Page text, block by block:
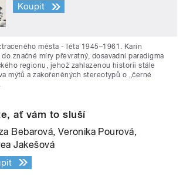
Koupit
města - léta 1945–1961. Karin
značné míry převratný, dosavadní paradigma
regionu, jehož zahlazenou historii stále
mýtů a zakořeněných stereotypů o „černé
ať vám to sluší
Bebarová, Veronika Pourová,
Jakešová